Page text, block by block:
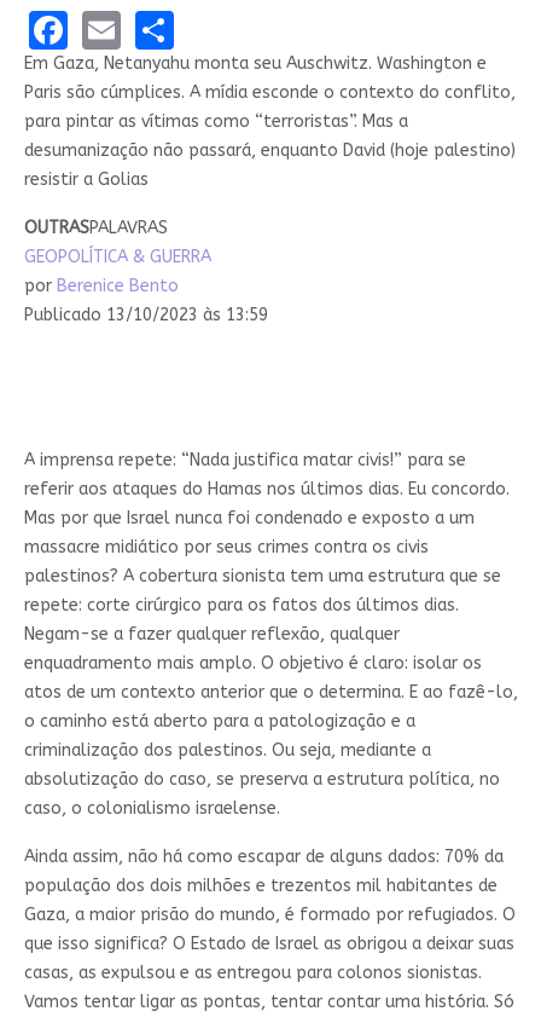
Facebook
EmailShare
Em Gaza, Netanyahu monta seu Auschwitz. Washington e
Paris são cúmplices. A mídia esconde o contexto do conflito,
para pintar as vítimas como “terroristas”. Mas a
desumanização não passará, enquanto David (hoje palestino)
resistir a Golias
OUTRASPALAVRAS
GEOPOLÍTICA & GUERRA
por Berenice Bento
Publicado 13/10/2023 às 13:59
A imprensa repete: “Nada justifica matar civis!” para se
referir aos ataques do Hamas nos últimos dias. Eu concordo.
Mas por que Israel nunca foi condenado e exposto a um
massacre midiático por seus crimes contra os civis
palestinos? A cobertura sionista tem uma estrutura que se
repete: corte cirúrgico para os fatos dos últimos dias.
Negam-se a fazer qualquer reflexão, qualquer
enquadramento mais amplo. O objetivo é claro: isolar os
atos de um contexto anterior que o determina. E ao fazê-lo,
o caminho está aberto para a patologização e a
criminalização dos palestinos. Ou seja, mediante a
absolutização do caso, se preserva a estrutura política, no
caso, o colonialismo israelense.
Ainda assim, não há como escapar de alguns dados: 70% da
população dos dois milhões e trezentos mil habitantes de
Gaza, a maior prisão do mundo, é formado por refugiados. O
que isso significa? O Estado de Israel as obrigou a deixar suas
casas, as expulsou e as entregou para colonos sionistas.
Vamos tentar ligar as pontas, tentar contar uma história. Só